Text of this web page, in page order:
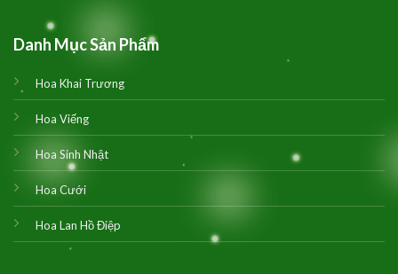
Danh Mục Sản Phẩm
Hoa Khai Trương
Hoa Viếng
Hoa Sinh Nhật
Hoa Cưới
Hoa Lan Hồ Điệp